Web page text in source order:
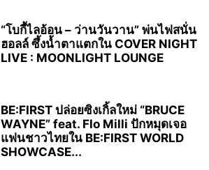
“โบกี้ไลอ้อน – ว่านวันวาน” พ่นไฟสนั่น
ฮอลล์ ซึ้งน้ำตาแตกใน COVER NIGHT
LIVE : MOONLIGHT LOUNGE
BE:FIRST ปล่อยซิงเกิ้ลใหม่ “BRUCE
WAYNE” feat. Flo Milli ปักหมุดเจอ
แฟนชาวไทยใน BE:FIRST WORLD
SHOWCASE...